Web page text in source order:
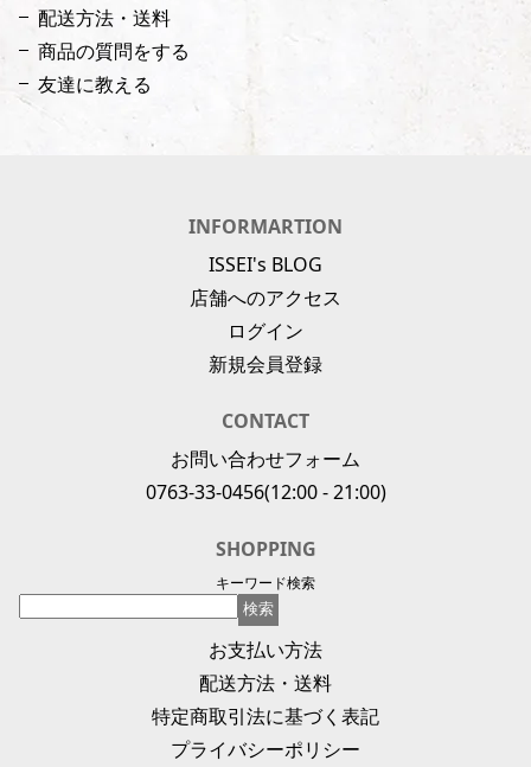
配送方法・送料
商品の質問をする
友達に教える
INFORMARTION
ISSEI's BLOG
店舗へのアクセス
ログイン
新規会員登録
CONTACT
お問い合わせフォーム
0763-33-0456(12:00 - 21:00)
SHOPPING
キーワード検索
お支払い方法
配送方法・送料
特定商取引法に基づく表記
プライバシーポリシー